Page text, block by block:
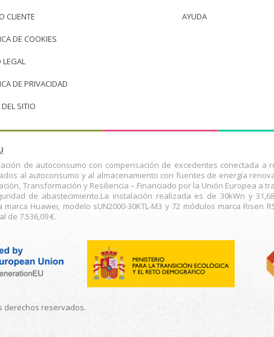
CLIENTE
DE COOKIES
LEGAL
DE PRIVACIDAD
SITIO
AYUDA
de autoconsumo con compensación de excedentes conectada a
al autoconsumo y al almacenamiento con fuentes de energía
Transformación y Resiliencia – Financiado por la Unión Europea a
de abastecimiento.La instalación realizada es de 30kWn y
Huawei, modelo sUN2000-30KTL-M3 y 72 módulos marca Risen
de 7.536,09 €.
derechos reservados.